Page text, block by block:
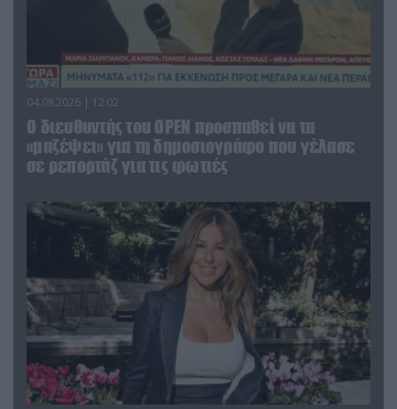
04.08.2026 | 12:02
O διευθυντής του OPEN προσπαθεί να τα
«μαζέψει» για τη δημοσιογράφο που γέλασε
σε ρεπορτάζ για τις φωτιές